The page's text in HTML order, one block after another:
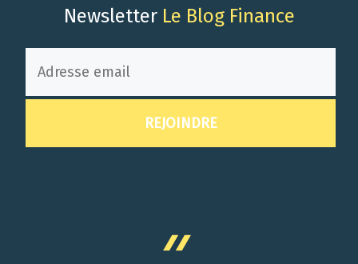
Newsletter Le Blog Finance